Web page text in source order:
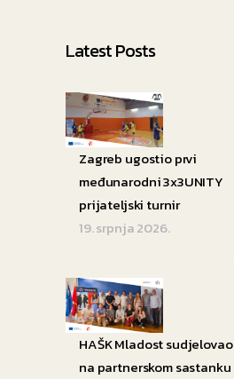
Latest Posts
Zagreb ugostio prvi
međunarodni 3x3UNITY
prijateljski turnir
19. srpnja 2026.
HAŠK Mladost sudjelovao
na partnerskom sastanku